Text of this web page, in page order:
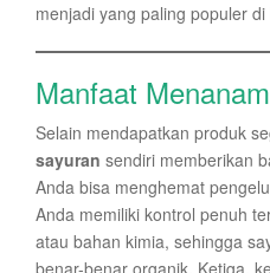
menjadi yang paling populer
Manfaat
Selain mendapatkan produk
sayuran sendiri memberikan
Anda bisa menghemat
Anda memiliki kontrol penuh
atau bahan kimia, sehingga
benar-benar organik. Ketiga,